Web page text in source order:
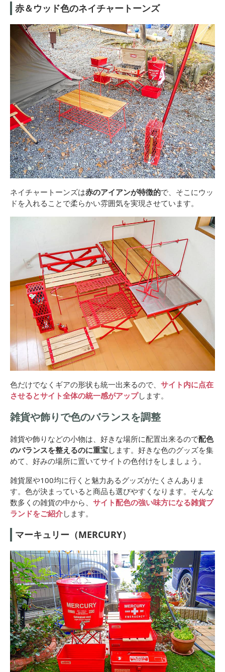
赤＆ウッド色のネイチャートーンズ
ネイチャートーンズは赤のアイアンが特徴的で、そこにウッ
ドを入れることで柔らかい雰囲気を実現させています。
色だけでなくギアの形状も統一出来るので、 サイト内に点在
させるとサイト全体の統一感がアップします。
雑貨や飾りで色のバランスを調整
雑貨や飾りなどの小物は、好きな場所に配置出来るので配色
のバランスを整えるのに重宝します。好きな色のグッズを集
めて、好みの場所に置いてサイトの色付けをしましょう。
雑貨屋や100均に行くと魅力あるグッズがたくさんありま
す。色が決まっていると商品も選びやすくなります。そんな
数多くの雑貨の中から、 サイト配色の強い味方になる雑貨ブ
ランドをご紹介します。
マーキュリー（MERCURY）